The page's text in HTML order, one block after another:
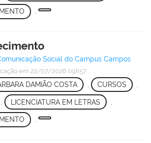
,
Social do Campus Campos
em 22/07/2026 09h57
DAMIÃO COSTA CURSOS
LICENCIATURA EM LETRAS
,